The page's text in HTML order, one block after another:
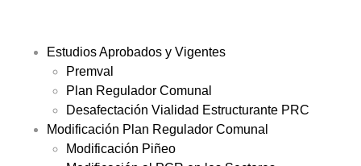
Estudios Aprobados y Vigentes
Premval
Plan Regulador Comunal
Desafectación Vialidad Estructurante PRC
Modificación Plan Regulador Comunal
Modificación Piñeo